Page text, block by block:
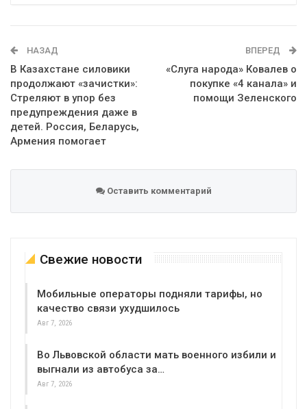
НАЗАД
В Казахстане силовики
продолжают «зачистки»:
Стреляют в упор без
предупреждения даже в
детей. Россия, Беларусь,
Армения помогает
ВПЕРЕД
«Слуга народа» Ковалев о
покупке «4 канала» и
помощи Зеленского
Оставить комментарий
Свежие новости
Мобильные операторы подняли тарифы, но
качество связи ухудшилось
Авг 7, 2026
Во Львовской области мать военного избили и
выгнали из автобуса за…
Авг 7, 2026